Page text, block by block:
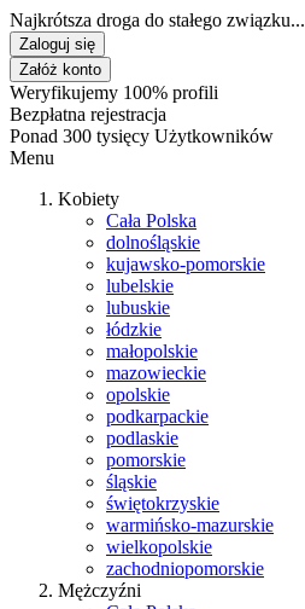
Najkrótsza droga do stałego związku...
Zaloguj się
Załóż konto
Weryfikujemy 100% profili
Bezpłatna rejestracja
Ponad 300 tysięcy Użytkowników
Menu
Kobiety
Cała Polska
dolnośląskie
kujawsko-pomorskie
lubelskie
lubuskie
łódzkie
małopolskie
mazowieckie
opolskie
podkarpackie
podlaskie
pomorskie
śląskie
świętokrzyskie
warmińsko-mazurskie
wielkopolskie
zachodniopomorskie
Mężczyźni